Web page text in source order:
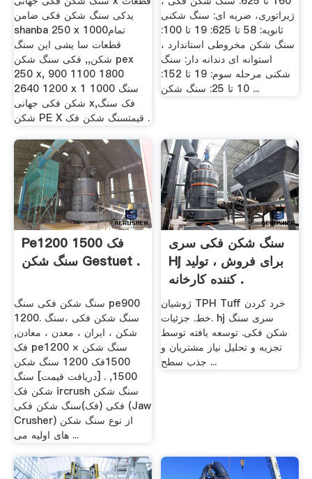
یدکی سنگ شکن فکی ضامن
shanba 250 x 1000تمام
قطعات سا یشی این سنگ
شکن,, فکی سنگ شکن pex
250 x, 900 1100 1800
2640 1200 x 1 1000 سنگ
شکن فکی جهانی x,فک سنگ
شکن PE X قیمتسنگ شکن فک .
ژيراتوری، ضريه ای: سنگ شکنی
ثانويه: 58 تا 625: 19 تا 100:
سنگ شکن مخروطی استاندارد ،
استوانه ای دندانه دار: سنگ
شکنی مرحله سوم: 19 تا 152:
10 تا 25: سنگ شکن ...
Pe1200 1500 فک
سنگ شکن Gestuet .
سنگ شکن فکی سنگ pe900
1200. سنگ شکن فکی ،سنگ
شکن ، ایران ، معدن ، معادن,
فک pe1200 سنگ شکن ×
1500فک 1200 سنگ شکن
1500, . [دریافت قیمت] سنگ
شکن فک ircrush سنگ شکن
فکی (فک)سنگ شکن فکی (Jaw
Crusher) از نوع سنگ شکن
های اولیه می ...
سنگ شکن فکی سری
Hj برای فروش ، تولید
کننده کارخانه .
ژوشیان TPH Tuff خرد کردن
خط. جزئیات. hj سری سنگ
شکن فکی. توسعه یافته توسط
تجزیه و تحلیل نیاز مشتریان و
جذب سطح ...